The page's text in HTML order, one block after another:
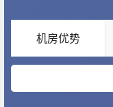
机房优势